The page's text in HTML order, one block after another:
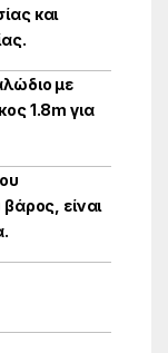
και
με
1.8m για
είναι